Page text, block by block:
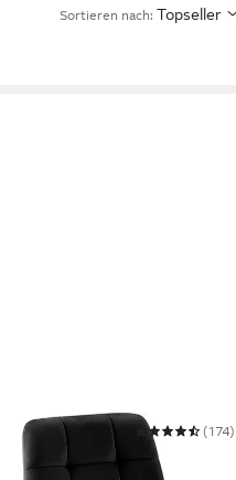
Sortieren nach: Topseller
(174)